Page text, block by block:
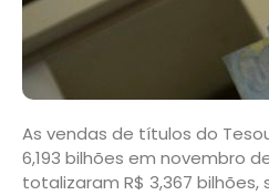
As vendas de títulos do
6,193 bilhões em novembro
totalizaram R$ 3,367 bilhões,